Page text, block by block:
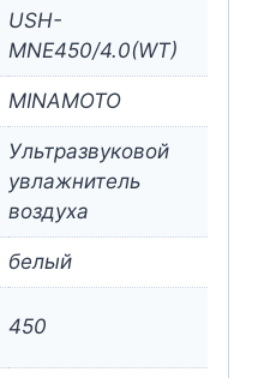
USH-
MNE450/4.0(WT)
MINAMOTO
Ультразвуковой
увлажнитель
воздуха
белый
450